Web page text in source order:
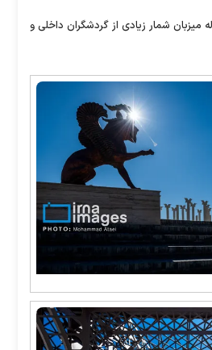
میزبان شمار زیادی از گردشگران داخلی و